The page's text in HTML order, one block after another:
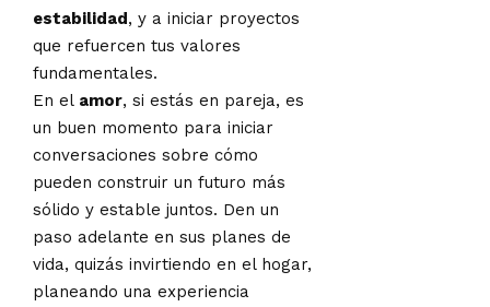
estabilidad, y a iniciar proyectos
que refuercen tus valores
fundamentales.
En el amor, si estás en pareja, es
un buen momento para iniciar
conversaciones sobre cómo
pueden construir un futuro más
sólido y estable juntos. Den un
paso adelante en sus planes de
vida, quizás invirtiendo en el hogar,
planeando una experiencia